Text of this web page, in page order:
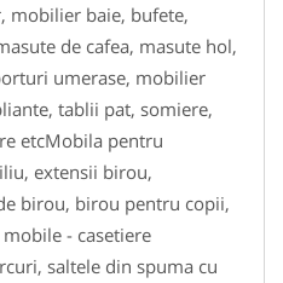
mobilier baie, bufete,
de cafea, masute hol,
umerase, mobilier
tablii pat, somiere,
etcMobila pentru
extensii birou,
birou, birou pentru copii,
- casetiere
saltele din spuma cu